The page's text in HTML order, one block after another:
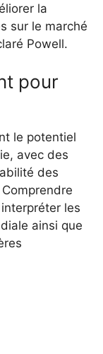
la
sur le marché
Powell.
pour
le potentiel
avec des
des
les
ainsi que